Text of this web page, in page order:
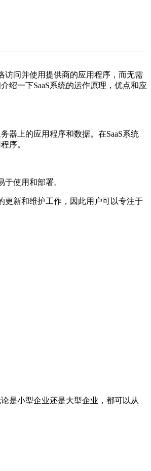
访问并使用提供商的应用程序，而无需
绍一下SaaS系统的运作原理，优点和应
器上的应用程序和数据。在SaaS系统
序。
使用和部署。
更新和维护工作，因此用户可以专注于
是小型企业还是大型企业，都可以从